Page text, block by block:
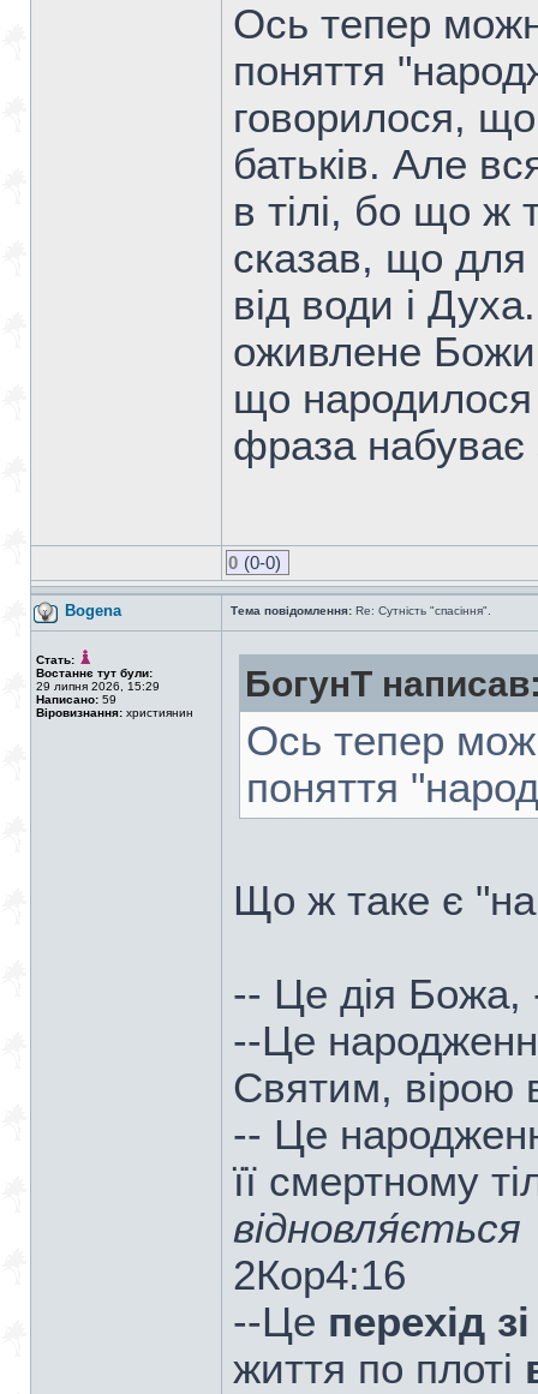
Ось тепер
поняття
говорилося,
батьків. Але
в тілі, бо що ж
сказав, що для
від води і
оживлене
що народилося
фраза набуває
0 (0-0)
Bogena Тема повідомлення: Re: Сутність "спасіння".
Стать:
Востаннє тут були:
29 липня 2026, 15:29
Написано: 59
Віровизнання: християнин
БогунТ
Ось тепер
поняття
Що ж таке є
-- Це дія Божа,
--Це
Святим, вірою
-- Це
її смертному
відновля́ється
2Кор4:16
--Це перехід
життя по плоті